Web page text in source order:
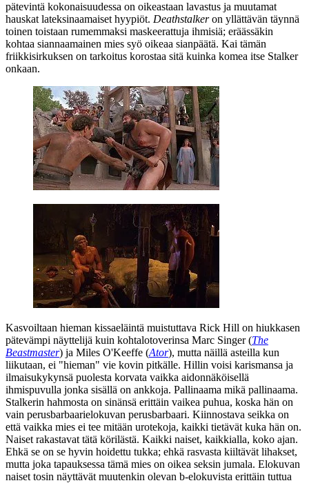
pätevintä kokonaisuudessa on oikeastaan lavastus ja muutamat
hauskat lateksinaamaiset hyypiöt. Deathstalkeron yllättävän täynnä
toinen toistaan rumemmaksi maskeerattuja ihmisiä; eräässäkin
kohtaa siannaamainen mies syö oikeaa sianpäätä. Kai tämän
friikkisirkuksen on tarkoitus korostaa sitä kuinka komea itse Stalker
onkaan.
Kasvoiltaan hieman kissaeläintä muistuttava Rick Hill on hiukkasen
pätevämpi näyttelijä kuin kohtalotoverinsa Marc Singer(The
Beastmaster) ja Miles O'Keeffe (Ator), mutta näillä asteilla kun
liikutaan, ei "hieman" vie kovin pitkälle. Hillin voisi karismansa ja
ilmaisukykynsä puolesta korvata vaikka aidonnäköisellä
ihmispuvulla jonka sisällä on ankkoja. Pallinaama mikä pallinaama.
Stalkerin hahmosta on sinänsä erittäin vaikea puhua, koska hän on
vain perusbarbaarielokuvan perusbarbaari. Kiinnostava seikka on
että vaikka mies ei tee mitään urotekoja, kaikki tietävät kuka hän on.
Naiset rakastavat tätä körilästä. Kaikki naiset, kaikkialla, koko ajan.
Ehkä se on se hyvin hoidettu tukka; ehkä rasvasta kiiltävät lihakset,
mutta joka tapauksessa tämä mies on oikea seksin jumala. Elokuvan
naiset tosin näyttävät muutenkin olevan b‑elokuvista erittäin tuttua